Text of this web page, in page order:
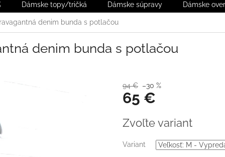
Dámske topy/tričká Dámske súpravy Dámske
denim bunda s potlačou
denim bunda s potlačou
94 € –30 %
65 €
cena:
Zvoľte variant
Variant